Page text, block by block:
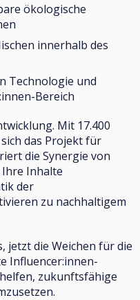
ökologische
innerhalb des
Technologie und
Bereich
Mit 17.400
das Projekt für
die Synergie von
Inhalte
der
zu nachhaltigem
jetzt die Weichen für die
Influencer:innen-
zukunftsfähige